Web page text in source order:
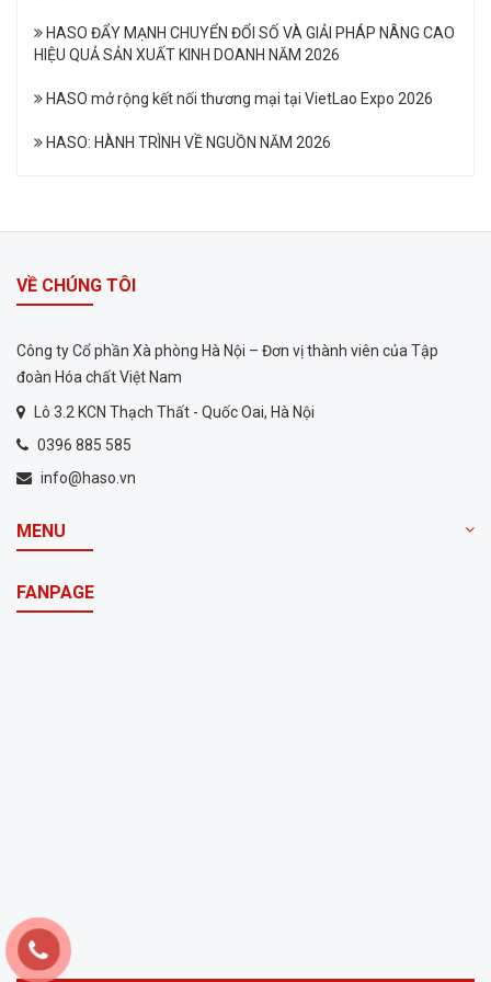
HASO ĐẨY MẠNH CHUYỂN ĐỔI SỐ VÀ GIẢI PHÁP NÂNG CAO
HIỆU QUẢ SẢN XUẤT KINH DOANH NĂM 2026
HASO mở rộng kết nối thương mại tại VietLao Expo 2026
HASO: HÀNH TRÌNH VỀ NGUỒN NĂM 2026
VỀ CHÚNG TÔI
Công ty Cổ phần Xà phòng Hà Nội – Đơn vị thành viên của Tập
đoàn Hóa chất Việt Nam
Lô 3.2 KCN Thạch Thất - Quốc Oai, Hà Nội
0396 885 585
info@haso.vn
MENU
FANPAGE